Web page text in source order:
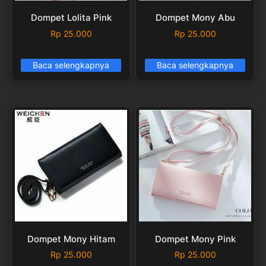
Dompet Lolita Pink
Rp 25.000
Baca selengkapnya
Dompet Mony Abu
Rp 25.000
Baca selengkapnya
Dompet Mony Hitam
Rp 25.000
Dompet Mony Pink
Rp 25.000